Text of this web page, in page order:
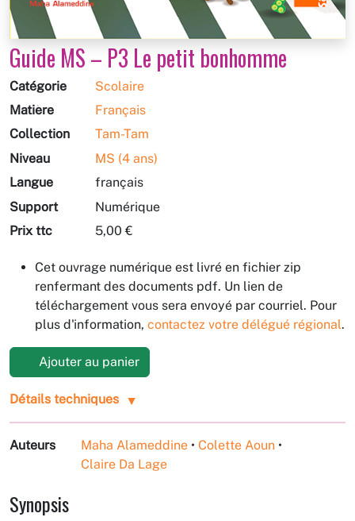
Guide MS – P3 Le petit bonhomme
Catégorie
Scolaire
Matière
Français
Collection
Tam-Tam
Niveau
MS (4 ans)
Langue
français
Support
Numérique
Prix ttc
5,00 €
Cet ouvrage numérique est livré en fichier zip
renfermant des documents pdf. Un lien de
téléchargement vous sera envoyé par courriel. Pour
plus d'information, contactez votre délégué régional.
Ajouter au panier
Détails techniques
Auteurs Maha Alameddine • Colette Aoun •
Claire Da Lage
Synopsis